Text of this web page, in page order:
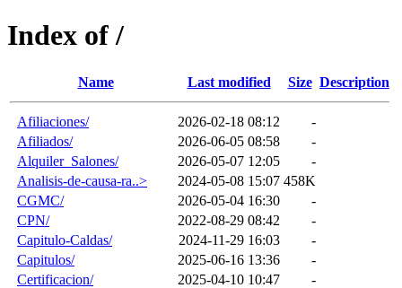
Index of /
Name Last modified Size Description
Afiliaciones/ 2026-02-18 08:12
-
Afiliados/
2026-06-05 08:58
-
Alquiler_Salones/
2026-05-07 12:05
-
Analisis-de-causa-ra..>
2024-05-08 15:07 458K
CGMC/
2026-05-04 16:30
-
CPN/
2022-08-29 08:42
-
Capitulo-Caldas/
2024-11-29 16:03
-
Capitulos/
2025-06-16 13:36
-
Certificacion/
2025-04-10 10:47
-